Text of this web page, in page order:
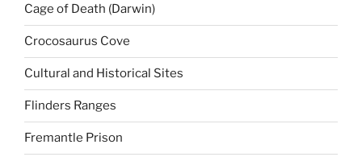
Cage of Death (Darwin)
Crocosaurus Cove
Cultural and Historical Sites
Flinders Ranges
Fremantle Prison